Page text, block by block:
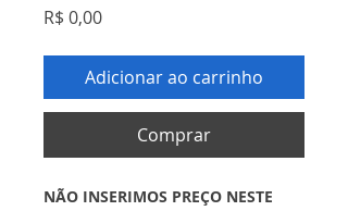
R$ 0,00Preço
Adicionar ao carrinho
Comprar
NÃO INSERIMOS PREÇO NESTE